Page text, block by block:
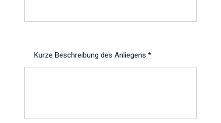
Kurze Beschreibung des Anliegens *